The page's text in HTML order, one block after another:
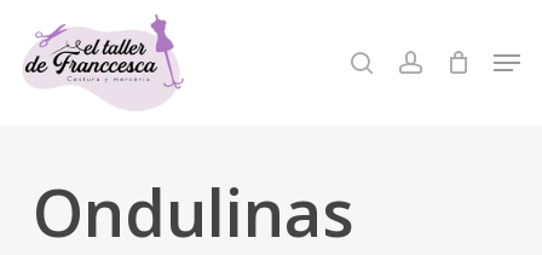
main
search account
Ondulinas
Close